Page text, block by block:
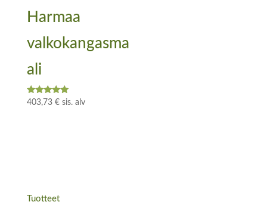
Harmaa
valkokangasma
ali
Arvostelu
tuotteesta:
403,73 € sis. alv
Tuotteet